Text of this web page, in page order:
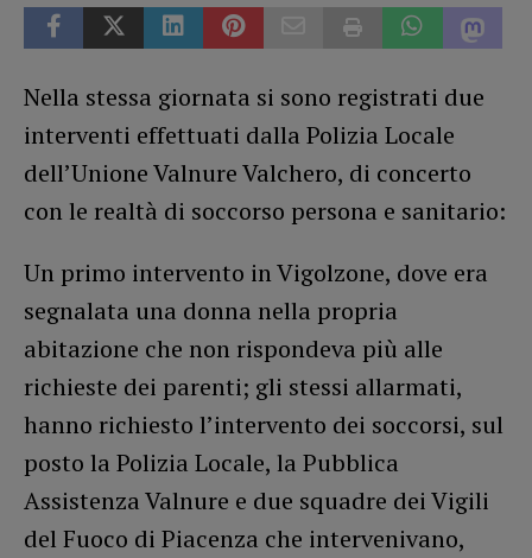
Nella stessa giornata si sono registrati due
interventi effettuati dalla Polizia Locale
dell’Unione Valnure Valchero, di concerto
con le realtà di soccorso persona e sanitario:
Un primo intervento in Vigolzone, dove era
segnalata una donna nella propria
abitazione che non rispondeva più alle
richieste dei parenti; gli stessi allarmati,
hanno richiesto l’intervento dei soccorsi, sul
posto la Polizia Locale, la Pubblica
Assistenza Valnure e due squadre dei Vigili
del Fuoco di Piacenza che intervenivano,